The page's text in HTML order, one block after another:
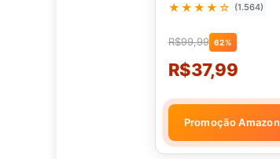
★★★★☆ (1.564)
R$99,99 62%
R$37,99
Promoção Amazon